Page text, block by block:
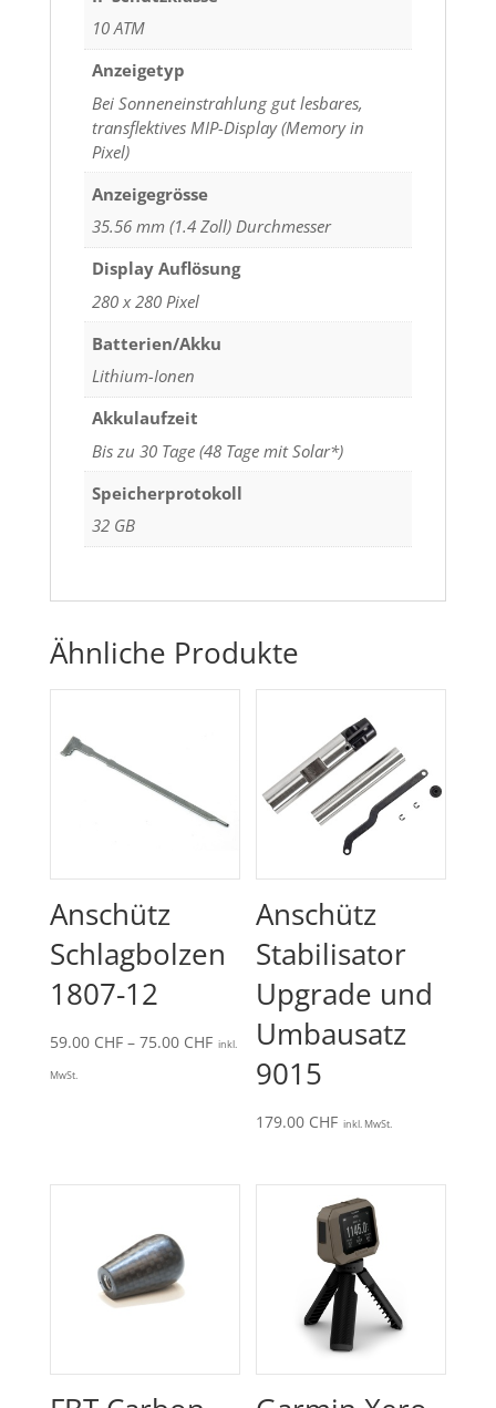
10 ATM
Anzeigetyp
Bei Sonneneinstrahlung gut lesbares,
transflektives MIP-Display (Memory in
Pixel)
Anzeigegrösse
35.56 mm (1.4 Zoll) Durchmesser
Display Auflösung
280 x 280 Pixel
Batterien/Akku
Lithium-Ionen
Akkulaufzeit
Bis zu 30 Tage (48 Tage mit Solar*)
Speicherprotokoll
32 GB
Ähnliche Produkte
Anschütz
Schlagbolzen
1807-12
59.00 CHF – 75.00 CHFPreisspanne:
59.00 CHF
75.00 CHF
inkl.
MwSt.
Anschütz
Stabilisator
Upgrade und
Umbausatz
9015
179.00 CHF inkl. MwSt.